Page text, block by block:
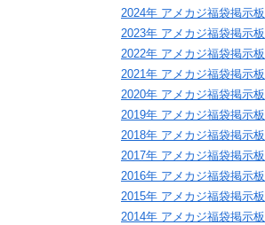
2024年 アメカジ福袋掲示板
2023年 アメカジ福袋掲示板
2022年 アメカジ福袋掲示板
2021年 アメカジ福袋掲示板
2020年 アメカジ福袋掲示板
2019年 アメカジ福袋掲示板
2018年 アメカジ福袋掲示板
2017年 アメカジ福袋掲示板
2016年 アメカジ福袋掲示板
2015年 アメカジ福袋掲示板
2014年 アメカジ福袋掲示板